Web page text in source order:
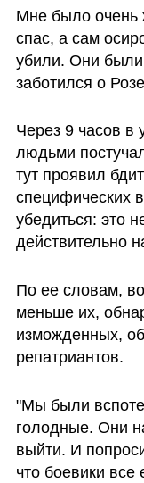
Мне было очень
спас, а сам
убили. Они
заботился о
Через 9 часов
людьми
тут проявил
специфических
убедиться: это
действительно
По ее словам,
меньше их,
изможденных,
репатриантов.
"Мы были
голодные. Они
выйти. И
что боевики